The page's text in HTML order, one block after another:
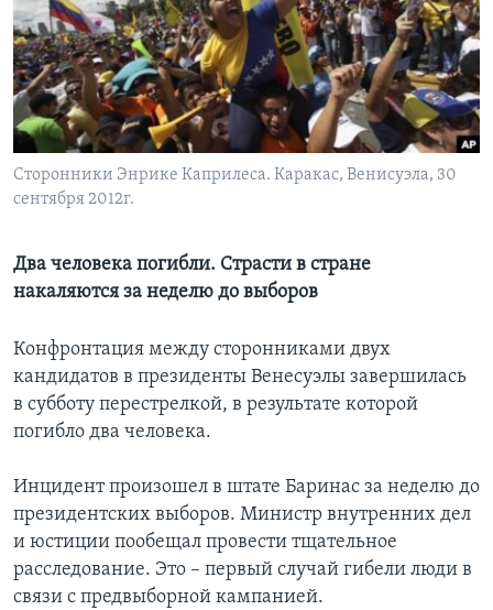
Learning English
СОЦИАЛЬНЫЕ СЕТИ
Языки
Сторонники Энрике Каприлеса. Каракас, Венисуэла, 30
сентября 2012г.
Два человека погибли. Страсти в стране
накаляются за неделю до выборов
Конфронтация между сторонниками двух
кандидатов в президенты Венесуэлы завершилась
в субботу перестрелкой, в результате которой
погибло два человека.
Инцидент произошел в штате Баринас за неделю до
президентских выборов. Министр внутренних дел
и юстиции пообещал провести тщательное
расследование. Это – первый случай гибели люди в
связи с предвыборной кампанией.